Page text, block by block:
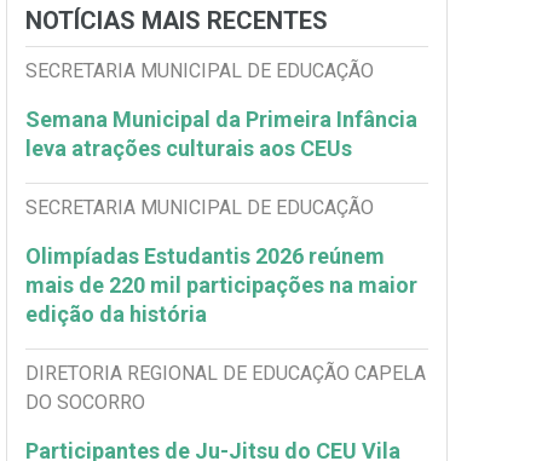
NOTÍCIAS MAIS RECENTES
SECRETARIA MUNICIPAL DE EDUCAÇÃO
Semana Municipal da Primeira Infância
leva atrações culturais aos CEUs
SECRETARIA MUNICIPAL DE EDUCAÇÃO
Olimpíadas Estudantis 2026 reúnem
mais de 220 mil participações na maior
edição da história
DIRETORIA REGIONAL DE EDUCAÇÃO CAPELA
DO SOCORRO
Participantes de Ju-Jitsu do CEU Vila